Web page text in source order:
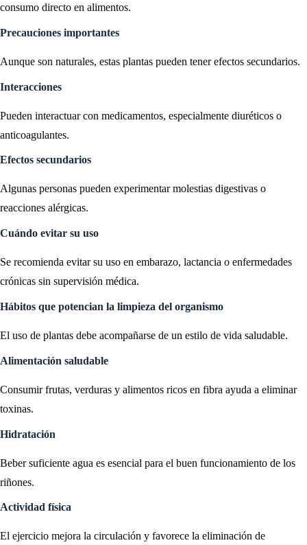
consumo directo en alimentos.
Precauciones importantes
Aunque son naturales, estas plantas pueden tener efectos secundarios.
Interacciones
Pueden interactuar con medicamentos, especialmente diuréticos o
anticoagulantes.
Efectos secundarios
Algunas personas pueden experimentar molestias digestivas o
reacciones alérgicas.
Cuándo evitar su uso
Se recomienda evitar su uso en embarazo, lactancia o enfermedades
crónicas sin supervisión médica.
Hábitos que potencian la limpieza del organismo
El uso de plantas debe acompañarse de un estilo de vida saludable.
Alimentación saludable
Consumir frutas, verduras y alimentos ricos en fibra ayuda a eliminar
toxinas.
Hidratación
Beber suficiente agua es esencial para el buen funcionamiento de los
riñones.
Actividad física
El ejercicio mejora la circulación y favorece la eliminación de